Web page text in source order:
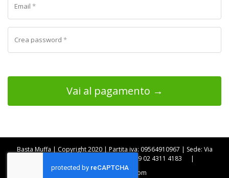
Email *
Crea password *
Vai al pagamento →
Basta Muffa | Copyright 2020 | Partita iva: 09564910967 | Sede: Via
+39 02 4311 4183
|
info@bastamuffa.com